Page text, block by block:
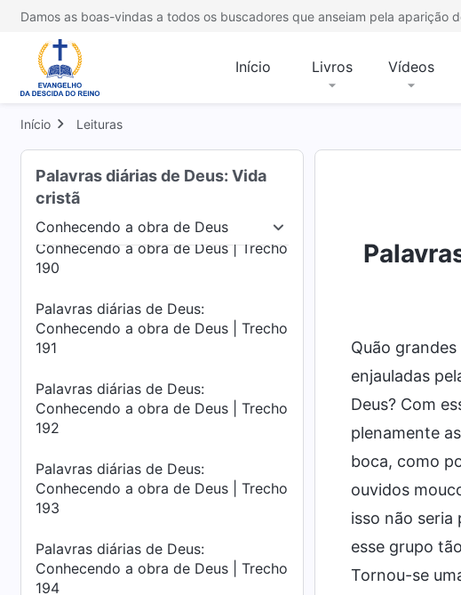
Damos as boas-vindas a todos os buscadores que anseiam pela aparição
Início Livros Vídeos
Início Leituras
Palavras diárias de Deus: Vida
cristã
Conhecendo a obra de Deus
Conhecendo a obra de Deus O caráter de
Conhecendo a obra de Deus | Trecho
187
Palavras diárias de Deus:
Conhecendo a obra de Deus | Trecho
Palavras diárias de Deus:
Conhecendo a obra de Deus | Trecho
189
Palavras diárias de Deus:
Conhecendo a obra de Deus | Trecho
190
Palavras diárias de Deus:
Conhecendo a obra de Deus | Trecho
191
Palavras diárias de Deus:
Conhecendo a obra de Deus | Trecho
192
Palavras diárias de Deus:
Conhecendo a obra de Deus | Trecho
193
Palavras diárias de Deus:
Conhecendo a obra de Deus | Trecho
194
Quão
enjauladas
Deus? Com
plenamente
boca, como
ouvidos
isso não seria
esse grupo
Tornou-se